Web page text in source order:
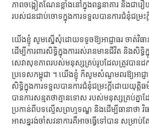
ភាពចង្អៀតណែនខ្លាំង​នៅក្នុងពន្ធនាគារ​ និងជា
របស់ជនជាប់ចោទ​ក្នុងការ​ទទួលបានការ​ជំនុំជម្រ
យើងខ្ញុំ​ សូមស្នើសុំ​ដោយទទូច​ឱ្យអាជ្ញាធរ​ ចាត់វិធា
ដើម្បីការពារ​សិទ្ធិ​ក្នុងការ​រស់រានមានជីវិត​ និងសិទ្
សេវាសុខភាព​របស់មនុស្សគ្រប់រូប​ដែលត្រូវបាន​ដ
ប្រទេសកម្ពុជា ។​ យើងខ្ញុំ ​ក៏សូមសំណូមពរ​ឱ្យអាជ្ញា
សិទ្ធិ​ក្នុងការ​ទទួលបាន​ការជំនុំជម្រះក្ដី​ដោយយុត្តិ
បាន​ការសន្មតថា​គ្មានទោស ​របស់​មនុស្ស​គ្រប់គ្នា​
ប្រកាន់ពី​បទល្មើស​ព្រហ្មទណ្ឌ ​និងដើម្បី​ធានាថា​ វិ
អាសន្ន​រង់ចាំ​សវនាការ​គឺអាចធ្វើទៅបាន​ សម្រាប់